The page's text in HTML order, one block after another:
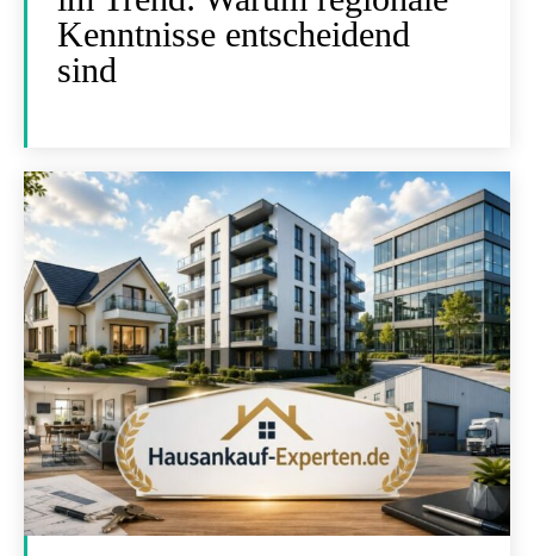
Kenntnisse entscheidend
sind